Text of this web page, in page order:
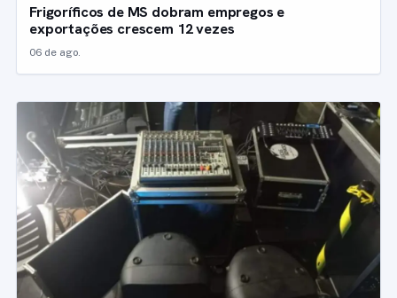
Frigoríficos de MS dobram empregos e
exportações crescem 12 vezes
06 de ago.